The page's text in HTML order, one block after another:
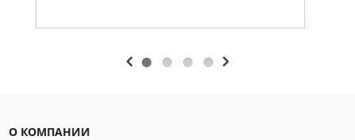
О КОМПАНИИ